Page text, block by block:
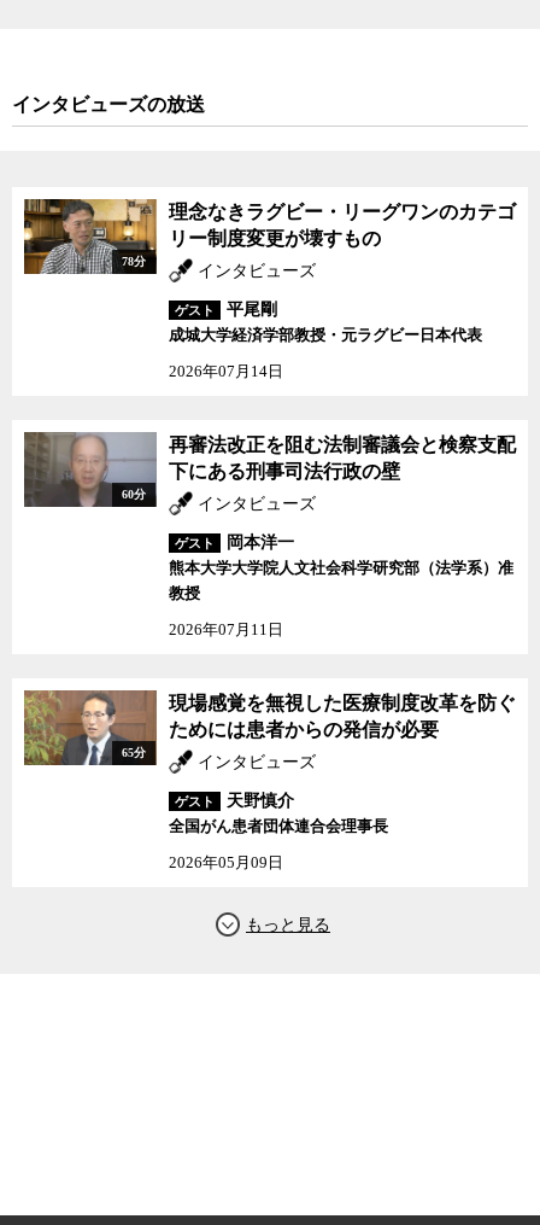
インタビューズの放送
78分
理念なきラグビー・リーグワンのカテゴ
リー制度変更が壊すもの
インタビューズ
ゲスト
平尾剛
成城大学経済学部教授・元ラグビー日本代表
2026年07月14日
60分
再審法改正を阻む法制審議会と検察支配
下にある刑事司法行政の壁
インタビューズ
ゲスト
岡本洋一
熊本大学大学院人文社会科学研究部（法学系）准
教授
2026年07月11日
65分
現場感覚を無視した医療制度改革を防ぐ
ためには患者からの発信が必要
インタビューズ
ゲスト
天野慎介
全国がん患者団体連合会理事長
2026年05月09日